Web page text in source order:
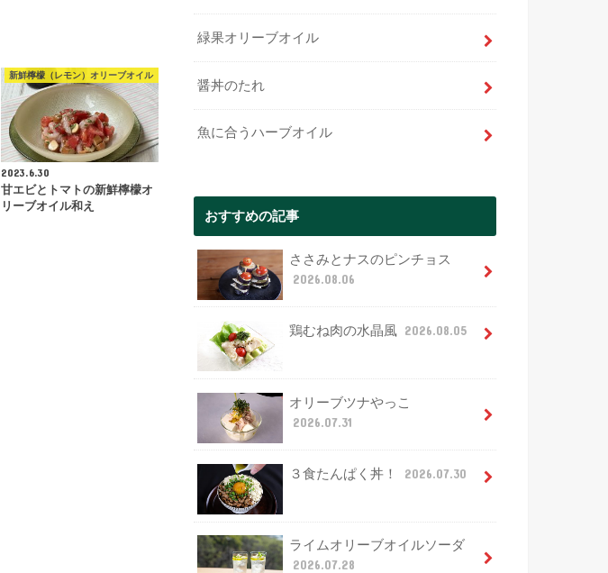
新鮮檸檬（レモン）オリーブオイル
2023.6.30
甘エビとトマトの新鮮檸檬オ
リーブオイル和え
緑果オリーブオイル
醤丼のたれ
魚に合うハーブオイル
おすすめの記事
ささみとナスのピンチョス
2026.08.06
鶏むね肉の水晶風 2026.08.05
オリーブツナやっこ
2026.07.31
３食たんぱく丼！ 2026.07.30
ライムオリーブオイルソーダ
2026.07.28